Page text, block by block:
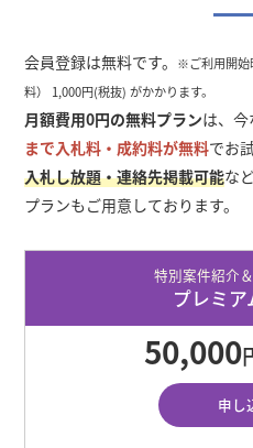
会員登録は無料です。
※ご利用開始
料） 1,000円(税抜) がかかります。
月額費用0円の無料プランは、今
まで入札料・成約料が無料でお
入札し放題・連絡先掲載可能な
プランもご用意しております。
特別案件紹介
プレミア
50,000
申し